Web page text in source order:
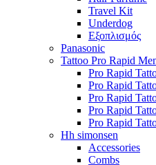
Travel Kit
Underdog
Εξοπλισμός
Panasonic
Tattoo Pro Rapid
Pro Rapid
Pro Rapid
Pro Rapid
Pro Rapid
Pro Rapid
Hh simonsen
Accessories
Combs